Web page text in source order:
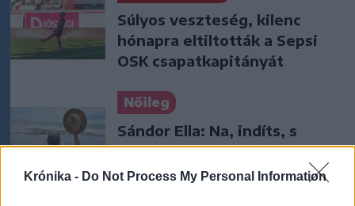
Krónika - Do Not Process My Personal Information
Súlyos veszteség, kilenc
hónapra eltiltották a Sepsi
OSK csapatkapitányát
Nőileg
Sándor Ella: Na, indíts, s
menjünk!